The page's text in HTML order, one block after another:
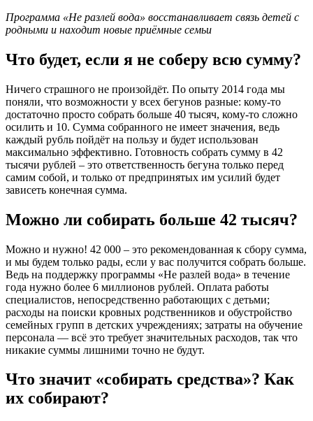
Программа «Не разлей вода» восстанавливает связь детей с
родными и находит новые приёмные семьи
Что будет, если я не соберу всю сумму?
Ничего страшного не произойдёт. По опыту 2014 года мы
поняли, что возможности у всех бегунов разные: кому-то
достаточно просто собрать больше 40 тысяч, кому-то сложно
осилить и 10. Сумма собранного не имеет значения, ведь
каждый рубль пойдёт на пользу и будет использован
максимально эффективно. Готовность собрать сумму в 42
тысячи рублей – это ответственность бегуна только перед
самим собой, и только от предпринятых им усилий будет
зависеть конечная сумма.
Можно ли собирать больше 42 тысяч?
Можно и нужно! 42 000 – это рекомендованная к сбору сумма,
и мы будем только рады, если у вас получится собрать больше.
Ведь на поддержку программы «Не разлей вода» в течение
года нужно более 6 миллионов рублей. Оплата работы
специалистов, непосредственно работающих с детьми;
расходы на поиски кровных родственников и обустройство
семейных групп в детских учреждениях; затраты на обучение
персонала — всё это требует значительных расходов, так что
никакие суммы лишними точно не будут.
Что значит «собирать средства»? Как
их собирают?